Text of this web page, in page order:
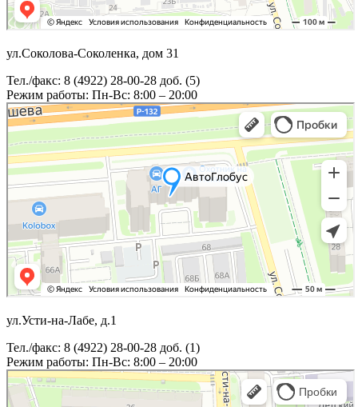
ул.Соколова-Соколенка, дом 31
Тел./факс: 8 (4922) 28-00-28 доб. (5)
Режим работы: Пн-Вс: 8:00 – 20:00
ул.Усти-на-Лабе, д.1
Тел./факс: 8 (4922) 28-00-28 доб. (1)
Режим работы: Пн-Вс: 8:00 – 20:00